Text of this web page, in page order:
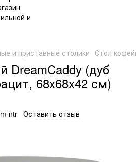
и приставные столики Стол
DreamCaddy (дуб
68x68x42 см)
ntr Оставить отзыв